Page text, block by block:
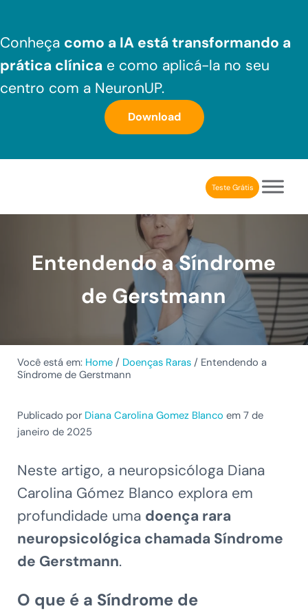
Conheça como a IA está transformando a
prática clínica e como aplicá-la no seu
centro com a NeuronUP.
Download
Aplicativo de estimulação cognitiva para profissionais
Teste Grátis
Entendendo a Síndrome
de Gerstmann
Você está em: Home / Doenças Raras / Entendendo a
Síndrome de Gerstmann
Publicado por Diana Carolina Gomez Blanco em 7 de
janeiro de 2025
Neste artigo, a neuropsicóloga Diana
Carolina Gómez Blanco explora em
profundidade uma doença rara
neuropsicológica chamada Síndrome
de Gerstmann.
O que é a Síndrome de